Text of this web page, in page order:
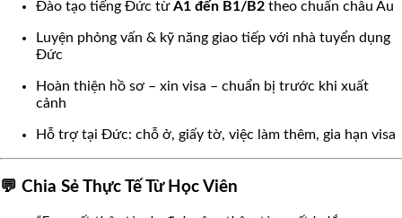
Đào tạo tiếng Đức từA1 đến B1/B2 theo chuẩn châu Âu
Luyện phỏng vấn & kỹ năng giao tiếp với nhà tuyển dụng
Đức
Hoàn thiện hồ sơ – xin visa – chuẩn bị trước khi xuất
cảnh
Hỗ trợ tại Đức: chỗ ở, giấy tờ, việc làm thêm, gia hạn visa
💬 Chia Sẻ Thực Tế Từ Học Viên